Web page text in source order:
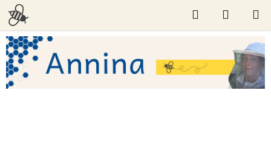
Přejít
na
obsah
Hledat
KOŠÍK
V
í
t